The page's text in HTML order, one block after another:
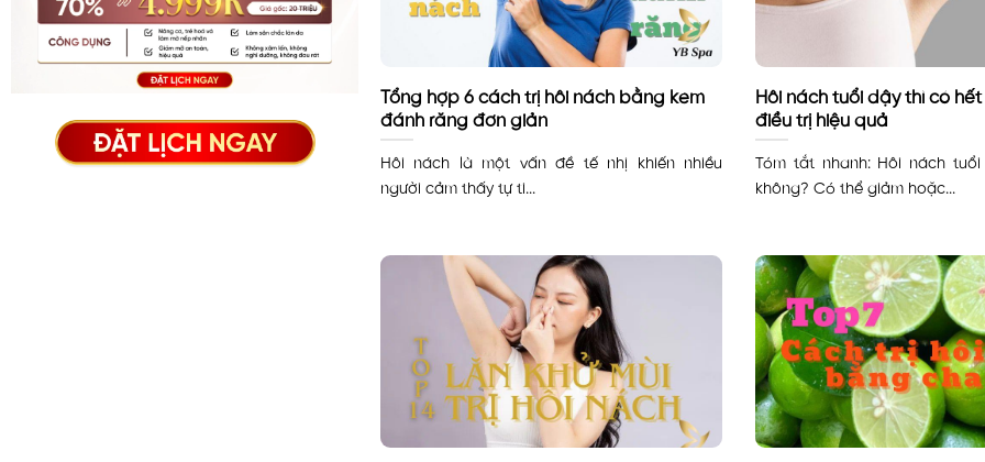
Tổng hợp 6 cách trị hôi nách bằng kem
đánh răng đơn giản
Hôi nách là một vấn đề tế nhị khiến nhiều
người cảm thấy tự ti...
Hôi nách tuổi dậy thì có
điều trị hiệu quả
Tóm tắt nhanh: Hôi nách
không? Có thể giảm hoặc...